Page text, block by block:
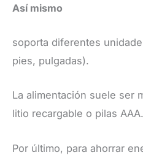
Así mismo
soporta diferentes
pies, pulgadas).
​La alimentación suele ser
litio recargable o pilas AAA.
Por último, para ahorrar